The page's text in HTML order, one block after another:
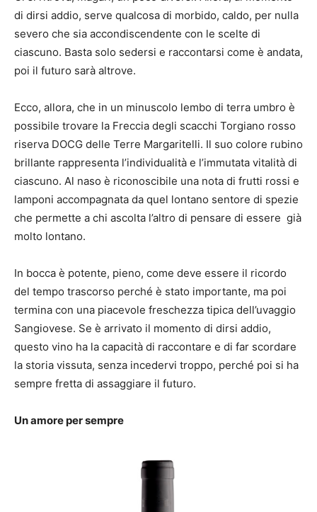
di dirsi addio, serve qualcosa di morbido, caldo, per nulla
severo che sia accondiscendente con le scelte di
ciascuno. Basta solo sedersi e raccontarsi come è andata,
poi il futuro sarà altrove.
Ecco, allora, che in un minuscolo lembo di terra umbro è
possibile trovare la Freccia degli scacchi Torgiano rosso
riserva DOCG delle Terre Margaritelli. Il suo colore rubino
brillante rappresenta l’individualità e l’immutata vitalità di
ciascuno. Al naso è riconoscibile una nota di frutti rossi e
lamponi accompagnata da quel lontano sentore di spezie
che permette a chi ascolta l’altro di pensare di essere già
molto lontano.
In bocca è potente, pieno, come deve essere il ricordo
del tempo trascorso perché è stato importante, ma poi
termina con una piacevole freschezza tipica dell’uvaggio
Sangiovese. Se è arrivato il momento di dirsi addio,
questo vino ha la capacità di raccontare e di far scordare
la storia vissuta, senza incedervi troppo, perché poi si ha
sempre fretta di assaggiare il futuro.
Un amore per sempre